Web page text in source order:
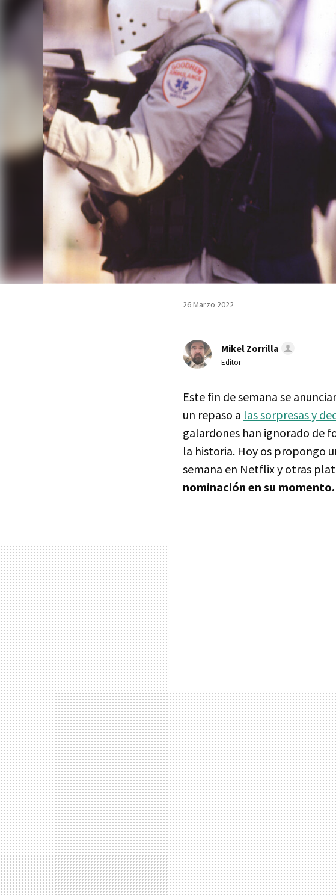
26 Marzo 2022
Mikel Zorrilla
Editor
Este fin de semana se
un repaso a las sorpresas y
galardones han ignorado de
la historia. Hoy os propongo
semana en Netflix y otras
nominación en su momento.